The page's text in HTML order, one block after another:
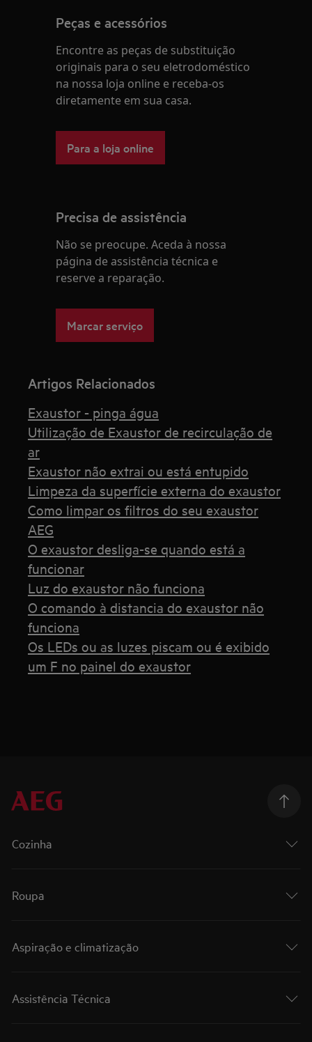
Peças e acessórios
Encontre as peças de substituição
originais para o seu eletrodoméstico
na nossa loja online e receba-os
diretamente em sua casa.
Para a loja online
Precisa de assistência
Não se preocupe. Aceda à nossa
página de assistência técnica e
reserve a reparação.
Marcar serviço
Artigos Relacionados
Exaustor - pinga água
Utilização de Exaustor de recirculação de
ar
Exaustor não extrai ou está entupido
Limpeza da superfície externa do exaustor
Como limpar os filtros do seu exaustor
AEG
O exaustor desliga-se quando está a
funcionar
Luz do exaustor não funciona
O comando à distancia do exaustor não
funciona
Os LEDs ou as luzes piscam ou é exibido
um F no painel do exaustor
Cozinha
Roupa
Aspiração e climatização
Assistência Técnica